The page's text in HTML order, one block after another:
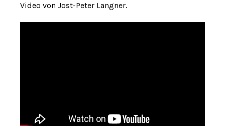
Video von Jost-Peter Langner.